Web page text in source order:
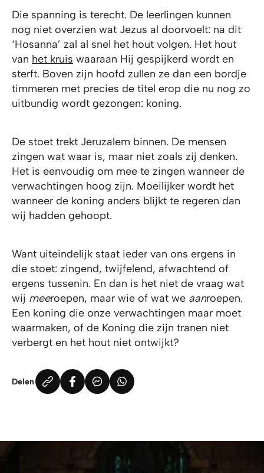
Die spanning is terecht. De leerlingen kunnen
nog niet overzien wat Jezus al doorvoelt: na dit
‘Hosanna’ zal al snel het hout volgen. Het hout
van het kruis waaraan Hij gespijkerd wordt en
sterft. Boven zijn hoofd zullen ze dan een bordje
timmeren met precies de titel erop die nu nog zo
uitbundig wordt gezongen: koning.
De stoet trekt Jeruzalem binnen. De mensen
zingen wat waar is, maar niet zoals zij denken.
Het is eenvoudig om mee te zingen wanneer de
verwachtingen hoog zijn. Moeilijker wordt het
wanneer de koning anders blijkt te regeren dan
wij hadden gehoopt.
Want uiteindelijk staat ieder van ons ergens in
die stoet: zingend, twijfelend, afwachtend of
ergens tussenin. En dan is het niet de vraag wat
wij meeroepen, maar wie of wat we aanroepen.
Een koning die onze verwachtingen maar moet
waarmaken, of de Koning die zijn tranen niet
verbergt en het hout niet ontwijkt?
Delen